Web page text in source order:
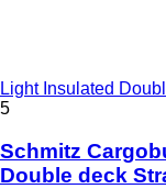
Light Insulated
5
Schmitz
Double deck